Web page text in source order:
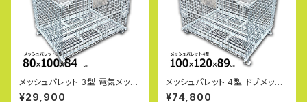
メッシュパレット 3型 電気メッキ
（半開タイプ） L800×W1000×
¥29,900
メッシュパレット 4型 ドブメッキ
（半開タイプ） L1000×W1200×
¥74,800